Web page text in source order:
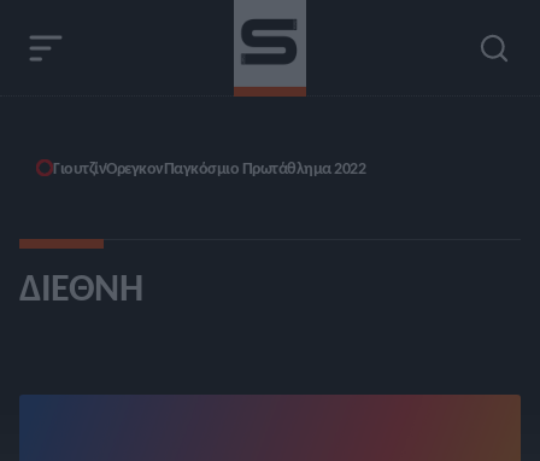
ΓιουτζίνΌρεγκονΠαγκόσμιο Πρωτάθλημα 2022
ΔΙΕΘΝΉ